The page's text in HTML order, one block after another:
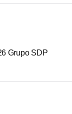
Grupo SDP